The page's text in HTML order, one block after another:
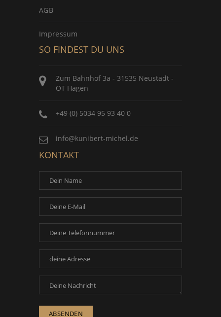
AGB
Impressum
SO FINDEST DU UNS
Zum Bahnhof 3a - 31535 Neustadt -
OT Hagen
+49 (0) 5034 95 93 40 0
info@kunibert-michel.de
KONTAKT
ABSENDEN